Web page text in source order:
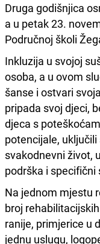
Druga godišnjica
a u petak 23.
Područnoj školi
Inkluzija u svojoj
osoba, a u ovom
šanse i ostvari
pripada svoj djeci,
djeca s
potencijale,
svakodnevni život,
podrška i
Na jednom mjestu
broj
ranije, primjerice u
jednu uslugu,